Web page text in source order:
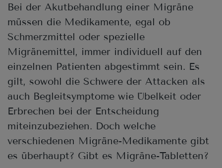
Bei der Akutbehandlung einer Migräne
müssen die Medikamente, egal ob
Schmerzmittel oder spezielle
Migränemittel, immer individuell auf den
einzelnen Patienten abgestimmt sein. Es
gilt, sowohl die Schwere der Attacken als
auch Begleitsymptome wie Übelkeit oder
Erbrechen bei der Entscheidung
miteinzubeziehen. Doch welche
verschiedenen Migräne-Medikamente gibt
es überhaupt? Gibt es Migräne-Tabletten?